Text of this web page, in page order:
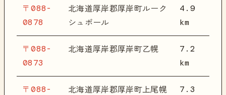
〒088-
0878
北海道厚岸郡厚岸町ルーク
シュポール
4.9
km
〒088-
0873
北海道厚岸郡厚岸町乙幌
7.2
km
〒088-
北海道厚岸郡厚岸町上尾幌
7.3